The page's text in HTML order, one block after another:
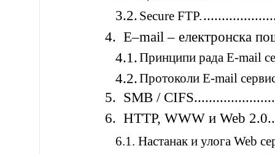
3.2.Secure FTP.
4. Е–mail – електронска
4.1.Принципи рада E-mail
4.2.Протоколи E-mail
5. SMB /
6. HTTP, WWW и Web
6.1. Настанак и улога Web